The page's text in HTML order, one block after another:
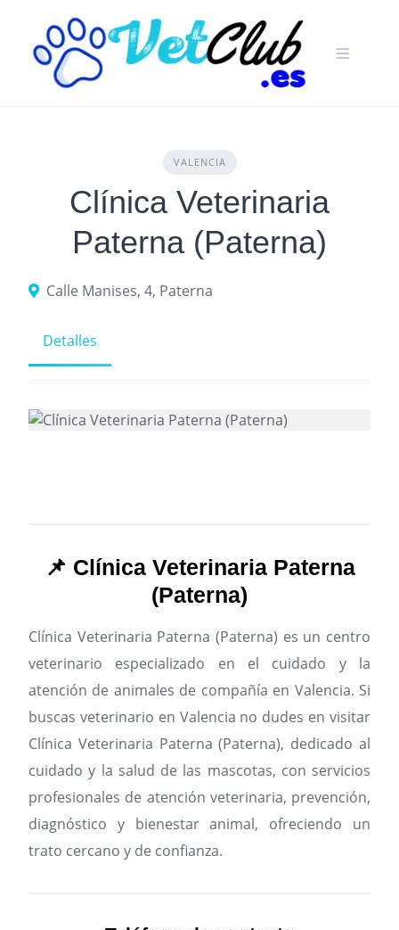
content
VALENCIA
Clínica Veterinaria
Paterna (Paterna)
Calle Manises, 4, Paterna
Detalles
📌 Clínica Veterinaria Paterna
(Paterna)
Clínica Veterinaria Paterna (Paterna) es un centro
veterinario especializado en el cuidado y la
atención de animales de compañía en Valencia. Si
buscas veterinario en Valencia no dudes en visitar
Clínica Veterinaria Paterna (Paterna), dedicado al
cuidado y la salud de las mascotas, con servicios
profesionales de atención veterinaria, prevención,
diagnóstico y bienestar animal, ofreciendo un
trato cercano y de confianza.